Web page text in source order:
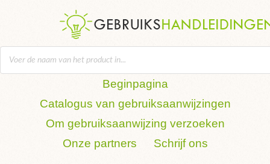
Beginpagina
Catalogus van gebruiksaanwijzingen
Om gebruiksaanwijzing verzoeken
Onze partners
Schrijf ons